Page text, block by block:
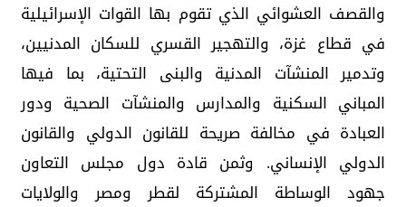
والقصف العشوائي الذي تقوم بها القوات الإسرائيلية
في قطاع غزة، والتهجير القسري للسكان المدنيين،
وتدمير المنشآت المدنية والبنى التحتية، بما فيها
المباني السكنية والمدارس والمنشآت الصحية ودور
العبادة في مخالفة صريحة للقانون الدولي والقانون
الدولي الإنساني. وثمن قادة دول مجلس التعاون
جهود الوساطة المشتركة لقطر ومصر والولايات